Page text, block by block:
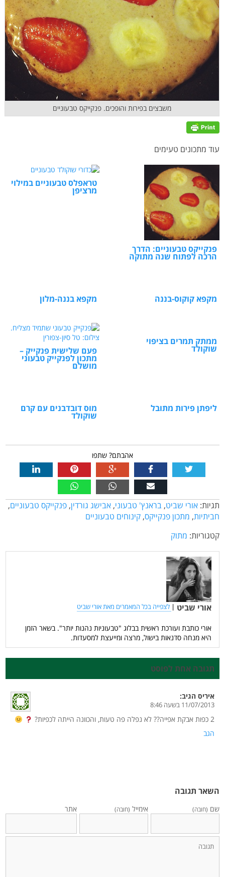
משבצים בפירות והופכים. פנקייקס טבעוניים
עוד מתכונים טעימים
פנקייקס טבעוניים: הדרך
הרכה לפתוח שנה מתוקה
טראפלס טבעוניים במילוי
מרציפן
מקפא קוקוס-בננה מקפא בננה-מלון
ממתק תמרים בציפוי
שוקולד פעם שלישית פנקייק –
מתכון לפנקייק טבעוני
מושלם
ליפתן פירות מתובל מוס דובדבנים עם קרם
שוקולד
אהבתם? שתפו
תגיות: אורי שביט,בראנץ' טבעוני,אבישג גורדין,פנקייקס טבעוניים,
חביתיות, מתכון פנקייקס,קינוחים טבעוניים
קטגוריות: מתוק
אורי שביט | לצפייה בכל המאמרים מאת אורי שביט
אורי כותבת ועורכת ראשית בבלוג "טבעוניות נהנות יותר". בשאר הזמן
היא מנחה סדנאות בישול, מרצה ומייעצת למסעדות.
תגובה אחת לפוסט
איריס הגיב:
11/07/2013 בשעה 8:46
2 כפות אבקת אפייה?? לא נפלה פה טעות, והכוונה הייתה לכפיות?
הגב
השאר תגובה
שם (חובה) אימייל (חובה) אתר